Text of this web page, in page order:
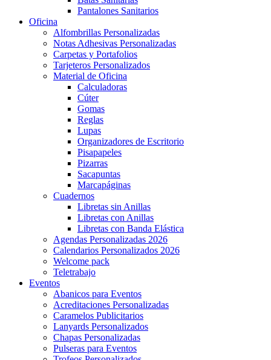
Pantalones Sanitarios
Oficina
Alfombrillas Personalizadas
Notas Adhesivas Personalizadas
Carpetas y Portafolios
Tarjeteros Personalizados
Material de Oficina
Calculadoras
Cúter
Gomas
Reglas
Lupas
Organizadores de Escritorio
Pisapapeles
Pizarras
Sacapuntas
Marcapáginas
Cuadernos
Libretas sin Anillas
Libretas con Anillas
Libretas con Banda Elástica
Agendas Personalizadas 2026
Calendarios Personalizados 2026
Welcome pack
Teletrabajo
Eventos
Abanicos para Eventos
Acreditaciones Personalizadas
Caramelos Publicitarios
Lanyards Personalizados
Chapas Personalizadas
Pulseras para Eventos